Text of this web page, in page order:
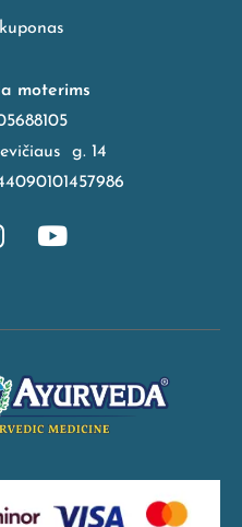
moterims
g. 14